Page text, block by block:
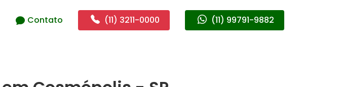
Contato (11) 3211-0000 (11) 99791-9882